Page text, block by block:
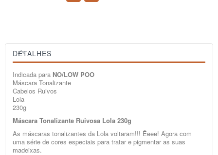
DETALHES
Indicada para NO/LOW POO
Máscara Tonalizante
Cabelos Ruivos
Lola
230g
Máscara Tonalizante Ruivosa Lola 230g
As máscaras tonalizantes da Lola voltaram!!! Êeee! Agora com
uma série de cores especiais para tratar e pigmentar as suas
madeixas.